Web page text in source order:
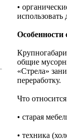
•
Особенности
общие
«Стрела»
переработку.
Что
• старая
• техника